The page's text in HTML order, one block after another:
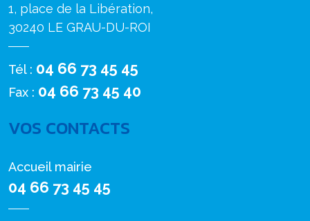
1, place de la Libération,
30240 LE GRAU-DU-ROI
Tél : 04 66 73 45 45
Fax : 04 66 73 45 40
VOS CONTACTS
Accueil mairie
04 66 73 45 45